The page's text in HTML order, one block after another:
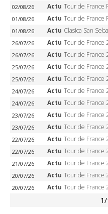
02/08/26 Actu Tour de France Femmes 2026, étape 2 –
01/08/26 Actu Tour de France Femmes 2026, étape 1 –
01/08/26 Actu Clasica San Sebastian 2026 –
26/07/26 Actu Tour de France 2026 – Van der Poel
26/07/26 Actu Tour de France 2026 – Étape 21 : Van der
25/07/26 Actu Tour de France 2026 – Richard
25/07/26 Actu Tour de France 2026 – Étape 20 : L’étape
24/07/26 Actu Tour de France 2026 – Tadej Pogacar
24/07/26 Actu Tour de France 2026 – Étape
23/07/26 Actu Tour de France 2026 – Carapaz en
23/07/26 Actu Tour de France 2026 – Étape 18 : Qui
22/07/26 Actu Tour de France 2026 – Philipsen
22/07/26 Actu Tour de France 2026 – Étape 17
21/07/26 Actu Tour de France 2026 – Evenepoel
20/07/26 Actu Tour de France 2026 – Étape 16 : Evenepoel,
20/07/26 Actu Tour de France 2026 – Le
1/